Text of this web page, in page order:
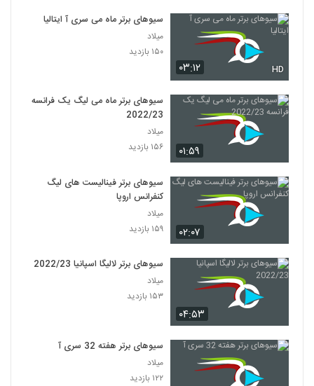
۰۳:۱۲ HD
سیوهای برتر ماه می سری آ ایتالیا
میلاد
۱۵۰ بازدید
۰۱:۵۹
سیوهای برتر ماه می لیگ یک فرانسه
2022/23
میلاد
۱۵۶ بازدید
۰۲:۰۷
سیوهای برتر فینالیست های لیگ
کنفرانس اروپا
میلاد
۱۵۹ بازدید
۰۴:۵۳
سیوهای برتر لالیگا اسپانیا 2022/23
میلاد
۱۵۳ بازدید
سیوهای برتر هفته 32 سری آ
میلاد
۱۲۲ بازدید